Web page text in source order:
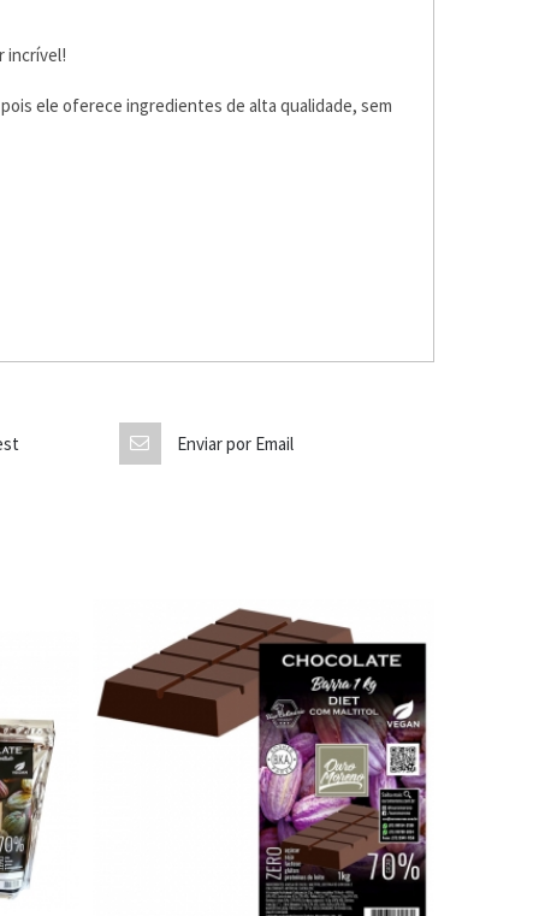
incrível!
ele oferece ingredientes de alta qualidade, sem
Enviar por Email